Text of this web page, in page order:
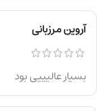
آروین مرزبانی
بسیار عالیییی بود